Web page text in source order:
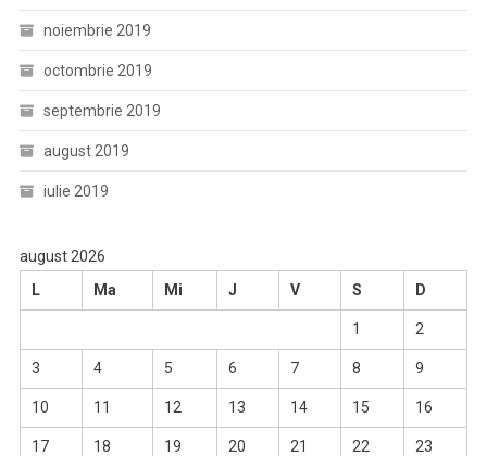
noiembrie 2019
octombrie 2019
septembrie 2019
august 2019
iulie 2019
august 2026
L
Ma Mi J V S D
1 2
3 4 5 6 7 8 9
10 11 12 13 14 15 16
17 18 19 20 21 22 23